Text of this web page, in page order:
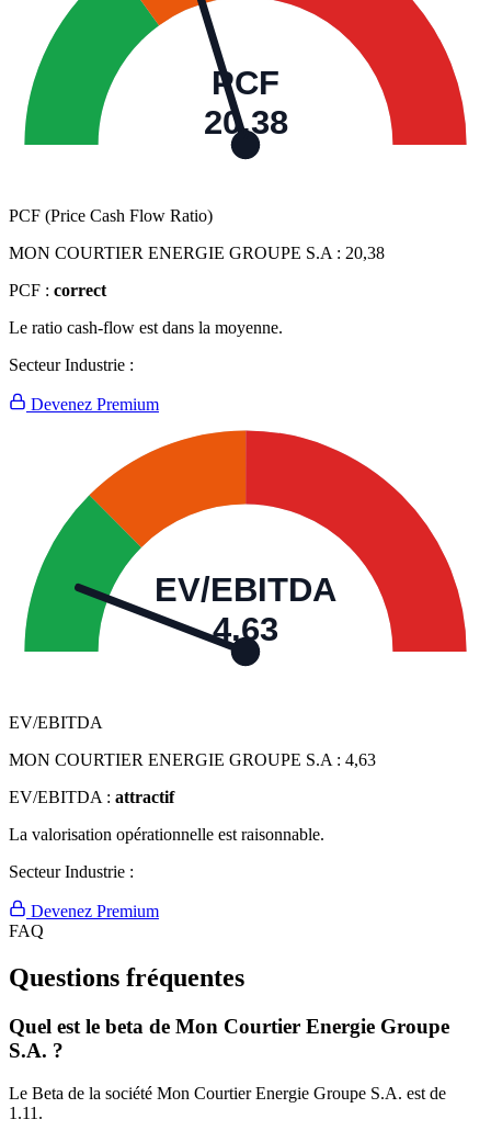
PCF
20,38
PCF (Price Cash Flow Ratio)
MON COURTIER ENERGIE GROUPE S.A : 20,38
PCF : correct
Le ratio cash-flow est dans la moyenne.
Secteur Industrie :
Devenez Premium
EV/EBITDA
4,63
EV/EBITDA
MON COURTIER ENERGIE GROUPE S.A : 4,63
EV/EBITDA : attractif
La valorisation opérationnelle est raisonnable.
Secteur Industrie :
Devenez Premium
FAQ
Questions fréquentes
Quel est le beta de Mon Courtier Energie Groupe
S.A. ?
Le Beta de la société Mon Courtier Energie Groupe S.A. est de
1.11.